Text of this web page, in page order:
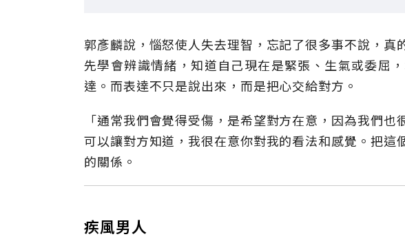
郭彥麟說，惱怒使人失去理智，忘記了很多事不說，真
先學會辨識情緒，知道自己現在是緊張、生氣或委屈
達。而表達不只是說出來，而是把心交給對方。
「通常我們會覺得受傷，是希望對方在意，因為我們
可以讓對方知道，我很在意你對我的看法和感覺。把這
的關係。
疾風男人